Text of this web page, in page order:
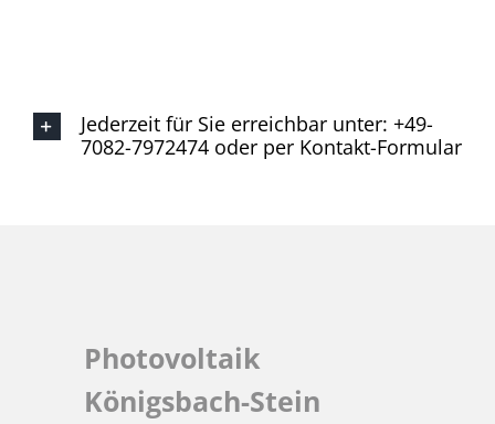
Jederzeit für Sie erreichbar unter: +49-
7082-7972474 oder per Kontakt-Formular
Photovoltaik
Königsbach-Stein